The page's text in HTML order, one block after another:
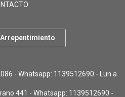
- Whatsapp: 1139512690 - Lun a
441 - Whatsapp: 1139512690 -